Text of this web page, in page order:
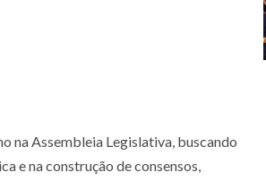
na Assembleia Legislativa, buscando
e na construção de consensos,